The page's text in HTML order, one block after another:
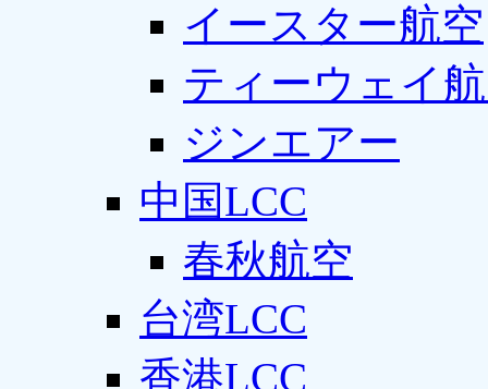
イースター航空
ティーウェイ
ジンエアー
中国LCC
春秋航空
台湾LCC
香港LCC